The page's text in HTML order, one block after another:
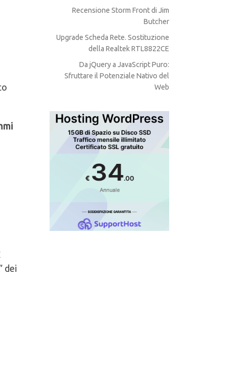
dei
Recensione Storm Front di Jim
Butcher
Upgrade Scheda Rete. Sostituzione
della Realtek RTL8822CE
Da jQuery a JavaScript Puro:
Sfruttare il Potenziale Nativo del
Web